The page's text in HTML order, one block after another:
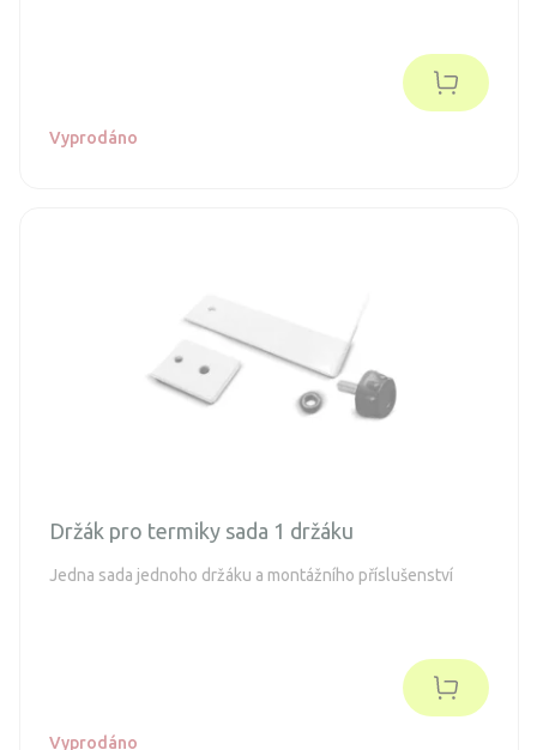
Vyprodáno
Držák pro termiky sada 1 držáku
Jedna sada jednoho držáku a montážního příslušenství
Vyprodáno